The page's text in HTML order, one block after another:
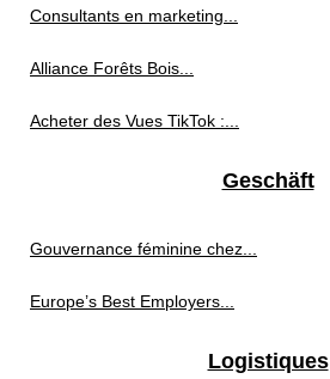
Consultants en marketing...
Alliance Forêts Bois...
Acheter des Vues TikTok :...
Geschäft
Gouvernance féminine chez...
Europe’s Best Employers...
Logistiques